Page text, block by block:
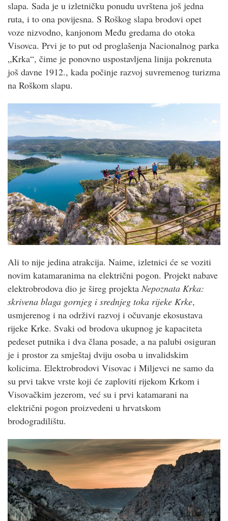
slapa. Sada je u izletničku ponudu uvrštena još jedna
ruta, i to ona povijesna. S Roškog slapa brodovi opet
voze nizvodno, kanjonom Među gredama do otoka
Visovca. Prvi je to put od proglašenja Nacionalnog parka
„Krka“, čime je ponovno uspostavljena linija pokrenuta
još davne 1912., kada počinje razvoj suvremenog turizma
na Roškom slapu.
Ali to nije jedina atrakcija. Naime, izletnici će se voziti
novim katamaranima na električni pogon. Projekt nabave
elektrobrodova dio je šireg projektaNepoznata Krka:
skrivena blaga gornjeg i srednjeg toka rijeke Krke,
usmjerenog i na održivi razvoj i očuvanje ekosustava
rijeke Krke. Svaki od brodova ukupnog je kapaciteta
pedeset putnika i dva člana posade, a na palubi osiguran
je i prostor za smještaj dviju osoba u invalidskim
kolicima. Elektrobrodovi Visovac i Miljevci ne samo da
su prvi takve vrste koji će zaploviti rijekom Krkom i
Visovačkim jezerom, već su i prvi katamarani na
električni pogon proizvedeni u hrvatskom
brodogradilištu.